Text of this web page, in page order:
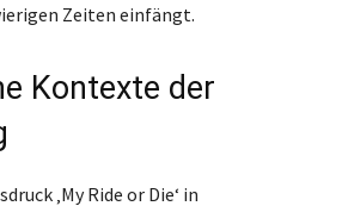
Zeiten einfängt.
Kontexte der
‚My Ride or Die‘ in